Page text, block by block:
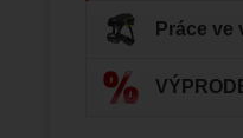
Práce ve